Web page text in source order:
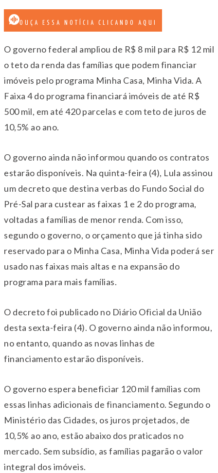
OUÇA ESSA NOTÍCIA CLICANDO AQUI
O governo federal ampliou de R$ 8 mil para R$ 12 mil
o teto da renda das famílias que podem financiar
imóveis pelo programa Minha Casa, Minha Vida. A
Faixa 4 do programa financiará imóveis de até R$
500 mil, em até 420 parcelas e com teto de juros de
10,5% ao ano.
O governo ainda não informou quando os contratos
estarão disponíveis. Na quinta-feira (4), Lula assinou
um decreto que destina verbas do Fundo Social do
Pré-Sal para custear as faixas 1 e 2 do programa,
voltadas a famílias de menor renda. Com isso,
segundo o governo, o orçamento que já tinha sido
reservado para o Minha Casa, Minha Vida poderá ser
usado nas faixas mais altas e na expansão do
programa para mais famílias.
O decreto foi publicado no Diário Oficial da União
desta sexta-feira (4). O governo ainda não informou,
no entanto, quando as novas linhas de
financiamento estarão disponíveis.
O governo espera beneficiar 120 mil famílias com
essas linhas adicionais de financiamento. Segundo o
Ministério das Cidades, os juros projetados, de
10,5% ao ano, estão abaixo dos praticados no
mercado. Sem subsídio, as famílias pagarão o valor
integral dos imóveis.